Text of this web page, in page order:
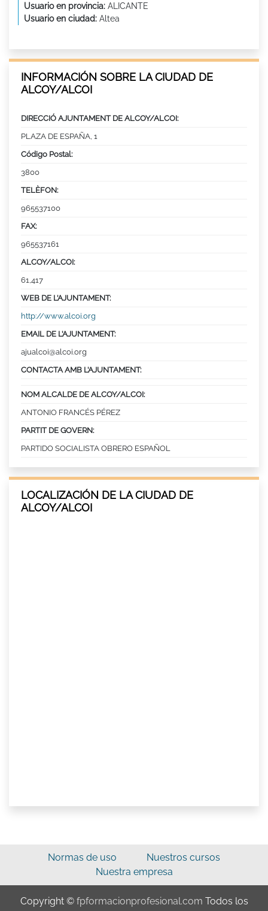
Usuario en provincia: ALICANTE
Usuario en ciudad: Altea
INFORMACIÓN SOBRE LA CIUDAD DE
ALCOY/ALCOI
DIRECCIÓ AJUNTAMENT DE ALCOY/ALCOI:
PLAZA DE ESPAÑA, 1
Código Postal:
3800
TELÈFON:
965537100
FAX:
965537161
ALCOY/ALCOI:
61,417
WEB DE L’AJUNTAMENT:
http://www.alcoi.org
EMAIL DE L’AJUNTAMENT:
ajualcoi@alcoi.org
CONTACTA AMB L’AJUNTAMENT:
NOM ALCALDE DE ALCOY/ALCOI:
ANTONIO FRANCÉS PÉREZ
PARTIT DE GOVERN:
PARTIDO SOCIALISTA OBRERO ESPAÑOL
LOCALIZACIÓN DE LA CIUDAD DE
ALCOY/ALCOI
Normas de uso
Nuestros cursos
Nuestra empresa
Copyright © fpformacionprofesional.com Todos los